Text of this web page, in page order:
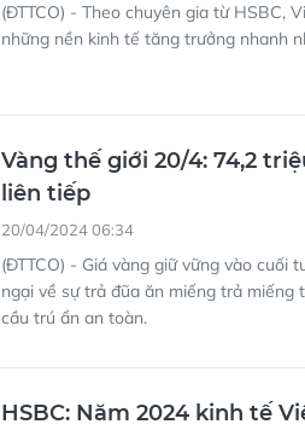
(ĐTTCO) - Theo chuyên gia từ HSBC,
những nền kinh tế tăng trưởng nhanh
Vàng thế giới 20/4: 74,2
liên tiếp
20/04/2024 06:34
(ĐTTCO) - Giá vàng giữ vững vào cuối
ngại về sự trả đũa ăn miếng trả miếng
cầu trú ẩn an toàn.
HSBC: Năm 2024 kinh tế